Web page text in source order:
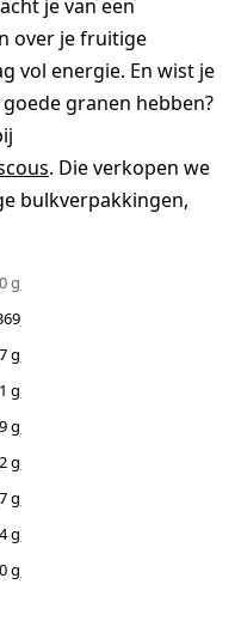
je van een
over je fruitige
vol energie. En wist je
granen hebben?
. Die verkopen we
bulkverpakkingen,
g
7 g
1 g
g
2 g
7 g
g
0 g